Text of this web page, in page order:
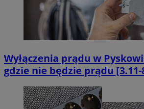
Wyłączenia prądu w
gdzie nie będzie prądu [3.11-